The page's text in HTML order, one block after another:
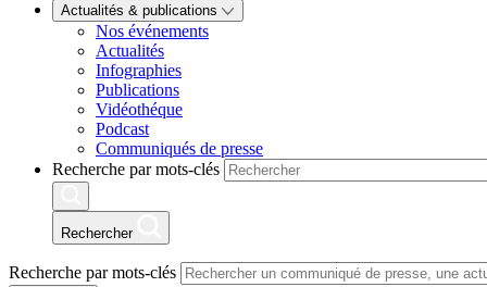
Actualités & publications
Nos événements
Actualités
Infographies
Publications
Vidéothéque
Podcast
Communiqués de presse
Recherche par mots-clés
Rechercher
Recherche par mots-clés